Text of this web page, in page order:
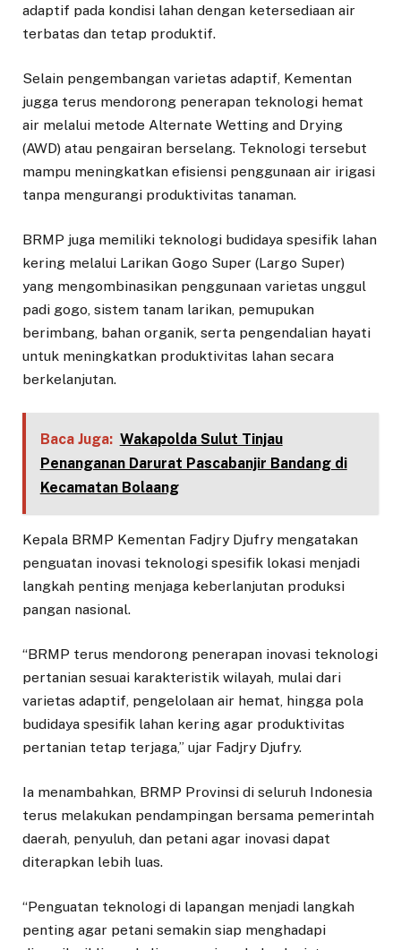
adaptif pada kondisi lahan dengan ketersediaan air
terbatas dan tetap produktif.
Selain pengembangan varietas adaptif, Kementan
jugga terus mendorong penerapan teknologi hemat
air melalui metode Alternate Wetting and Drying
(AWD) atau pengairan berselang. Teknologi tersebut
mampu meningkatkan efisiensi penggunaan air irigasi
tanpa mengurangi produktivitas tanaman.
BRMP juga memiliki teknologi budidaya spesifik lahan
kering melalui Larikan Gogo Super (Largo Super)
yang mengombinasikan penggunaan varietas unggul
padi gogo, sistem tanam larikan, pemupukan
berimbang, bahan organik, serta pengendalian hayati
untuk meningkatkan produktivitas lahan secara
berkelanjutan.
Baca Juga: Wakapolda Sulut Tinjau
Penanganan Darurat Pascabanjir Bandang di
Kecamatan Bolaang
Kepala BRMP Kementan Fadjry Djufry mengatakan
penguatan inovasi teknologi spesifik lokasi menjadi
langkah penting menjaga keberlanjutan produksi
pangan nasional.
“BRMP terus mendorong penerapan inovasi teknologi
pertanian sesuai karakteristik wilayah, mulai dari
varietas adaptif, pengelolaan air hemat, hingga pola
budidaya spesifik lahan kering agar produktivitas
pertanian tetap terjaga,” ujar Fadjry Djufry.
Ia menambahkan, BRMP Provinsi di seluruh Indonesia
terus melakukan pendampingan bersama pemerintah
daerah, penyuluh, dan petani agar inovasi dapat
diterapkan lebih luas.
“Penguatan teknologi di lapangan menjadi langkah
penting agar petani semakin siap menghadapi